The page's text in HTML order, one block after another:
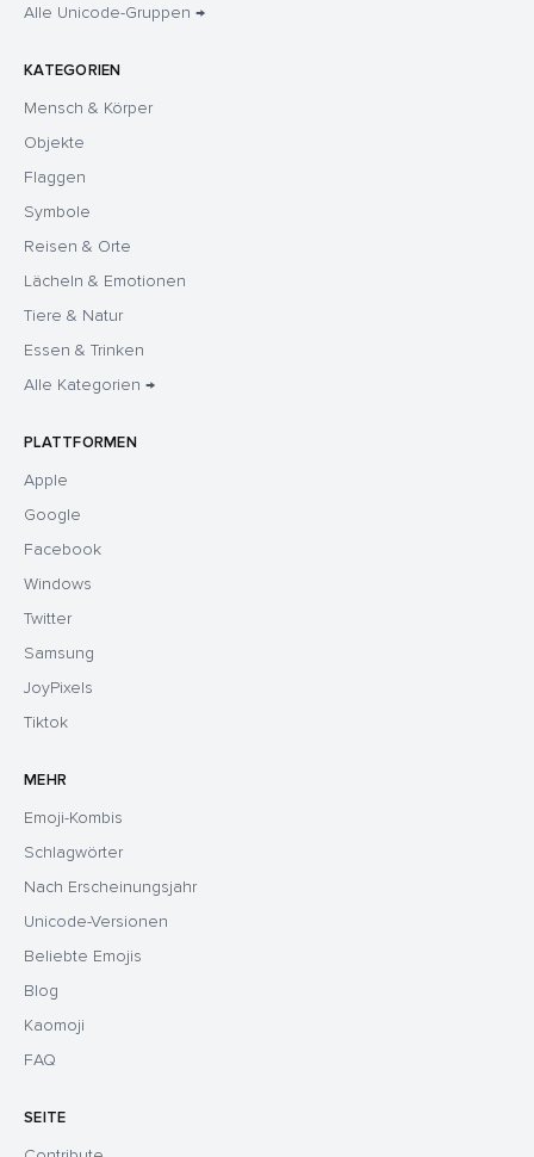
Alle Unicode-Gruppen →
KATEGORIEN
Mensch & Körper
Objekte
Flaggen
Symbole
Reisen & Orte
Lächeln & Emotionen
Tiere & Natur
Essen & Trinken
Alle Kategorien →
PLATTFORMEN
Apple
Google
Facebook
Windows
Twitter
Samsung
JoyPixels
Tiktok
MEHR
Emoji-Kombis
Schlagwörter
Nach Erscheinungsjahr
Unicode-Versionen
Beliebte Emojis
Blog
Kaomoji
FAQ
SEITE